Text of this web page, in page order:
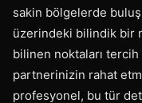
sakin bölgelerde
üzerindeki bilindik bir
bilinen noktaları
partnerinizin rahat
profesyonel, bu tür